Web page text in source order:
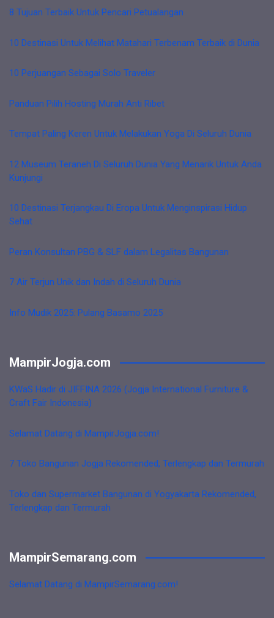
8 Tujuan Terbaik Untuk Pencari Petualangan
10 Destinasi Untuk Melihat Matahari Terbenam Terbaik di Dunia
10 Perjuangan Sebagai Solo Traveler
Panduan Pilih Hosting Murah Anti Ribet
Tempat Paling Keren Untuk Melakukan Yoga Di Seluruh Dunia
12 Museum Teraneh Di Seluruh Dunia Yang Menarik Untuk Anda
Kunjungi
10 Destinasi Terjangkau Di Eropa Untuk Menginspirasi Hidup
Sehat
Peran Konsultan PBG & SLF dalam Legalitas Bangunan
7 Air Terjun Unik dan Indah di Seluruh Dunia
Info Mudik 2025: Pulang Basamo 2025
MampirJogja.com
KWaS Hadir di JIFFINA 2026 (Jogja International Furniture &
Craft Fair Indonesia)
Selamat Datang di MampirJogja.com!
7 Toko Bangunan Jogja Rekomended, Terlengkap dan Termurah
Toko dan Supermarket Bangunan di Yogyakarta Rekomended,
Terlengkap dan Termurah
MampirSemarang.com
Selamat Datang di MampirSemarang.com!